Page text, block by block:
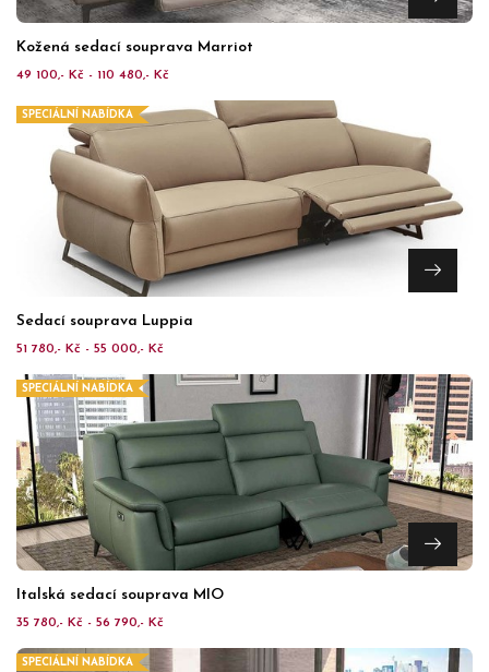
Kožená sedací souprava Marriot
49 100,- Kč - 110 480,- Kč
SPECIÁLNÍ NABÍDKA
Sedací souprava Luppia
51 780,- Kč - 55 000,- Kč
SPECIÁLNÍ NABÍDKA
Italská sedací souprava MIO
35 780,- Kč - 56 790,- Kč
SPECIÁLNÍ NABÍDKA